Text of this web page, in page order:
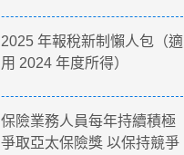
2025 年報稅新制懶人包（適
用 2024 年度所得）
保險業務人員每年持續積極
爭取亞太保險獎 以保持競爭